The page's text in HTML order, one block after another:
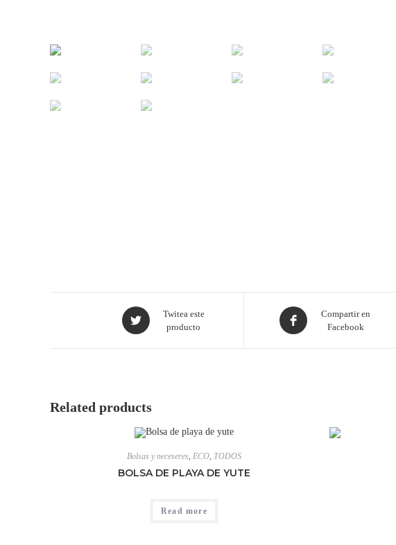
Twitea este
producto
Compartir en
Facebook
Related products
Bolsas y neceseres, ECO, TODOS
BOLSA DE PLAYA DE YUTE
Read more